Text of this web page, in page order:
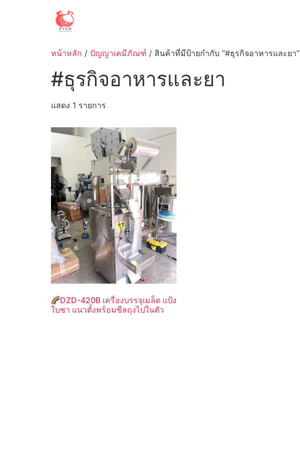
หน้าหลัก / ปัญญาเคมีภัณฑ์ / สินค้าที่มีป้ายกำกับ “#ธุรกิจอาหารและยา”
#ธุรกิจอาหารและยา
แสดง 1 รายการ
DZD-420B เครื่องบรรจุเมล็ด แป้ง
ใบชา แนวตั้งพร้อมซีลถุงไปในตัว